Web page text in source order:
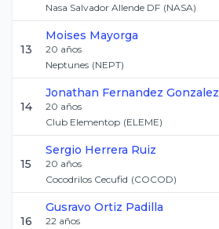
Nasa Salvador Allende DF (NASA)
13
Moises Mayorga
20 años
Neptunes (NEPT)
14
Jonathan Fernandez Gonzalez
20 años
Club Elementop (ELEME)
15
Sergio Herrera Ruiz
20 años
Cocodrilos Cecufid (COCOD)
16
Gusravo Ortiz Padilla
22 años